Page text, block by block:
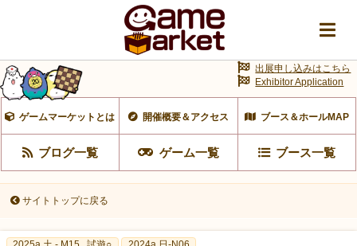
ゲームマーケットとは 開催概要＆アクセス ブース＆ホールMAP
ブログ一覧 ゲーム一覧 ブース一覧
出展申し込みはこちら
Exhibitor Application
サイトトップに戻る